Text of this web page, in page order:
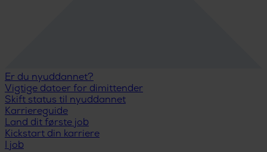
Er du nyuddannet?
Vigtige datoer for dimittender
Skift status til nyuddannet
Karriereguide
Land dit første job
Kickstart din karriere
I job